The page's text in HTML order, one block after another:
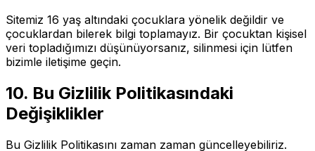
Sitemiz 16 yaş altındaki çocuklara yönelik değildir ve
çocuklardan bilerek bilgi toplamayız. Bir çocuktan kişisel
veri topladığımızı düşünüyorsanız, silinmesi için lütfen
bizimle iletişime geçin.
10. Bu Gizlilik Politikasındaki
Değişiklikler
Bu Gizlilik Politikasını zaman zaman güncelleyebiliriz.